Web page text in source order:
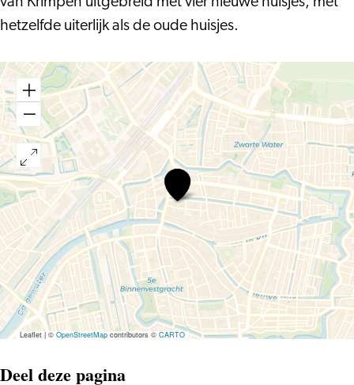
hetzelfde uiterlijk als de oude huisjes.
Coninckshofje
Leaflet| ©OpenStreetMapcontributors © CARTO
Deel deze pagina